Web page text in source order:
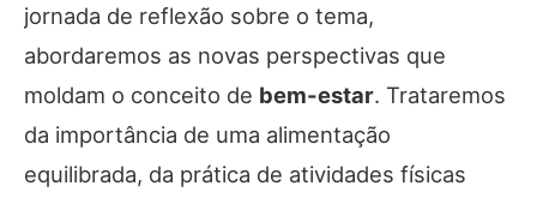
jornada de reflexão sobre o tema,
abordaremos as novas perspectivas que
moldam o conceito de bem-estar. Trataremos
da importância de uma alimentação
equilibrada, da prática de atividades físicas